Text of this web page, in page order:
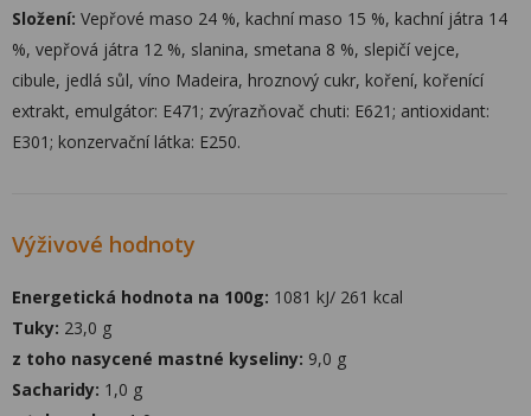
Složení: Vepřové maso 24 %, kachní maso 15 %, kachní játra 14
%, vepřová játra 12 %, slanina, smetana 8 %, slepičí vejce,
cibule, jedlá sůl, víno Madeira, hroznový cukr, koření, kořenící
extrakt, emulgátor: E471; zvýrazňovač chuti: E621; antioxidant:
E301; konzervační látka: E250.
Výživové hodnoty
Energetická hodnota na 100g: 1081 kJ/ 261 kcal
Tuky: 23,0 g
z toho nasycené mastné kyseliny: 9,0 g
Sacharidy: 1,0 g